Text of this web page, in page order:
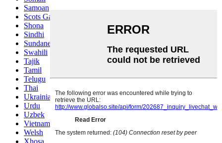
Samoan
Scots Gaelic
Shona
Sindhi
Sundanese
Swahili
Tajik
Tamil
Telugu
Thai
Ukrainian
Urdu
Uzbek
Vietnamese
Welsh
Xhosa